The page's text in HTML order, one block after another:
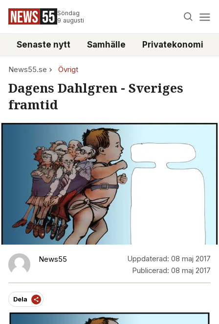
Söndag
9 augusti
Senaste nytt Samhälle Privatekonomi
News55.se Övrigt
Dagens Dahlgren - Sveriges
framtid
News55 Uppdaterad: 08 maj 2017
Publicerad: 08 maj 2017
Dela